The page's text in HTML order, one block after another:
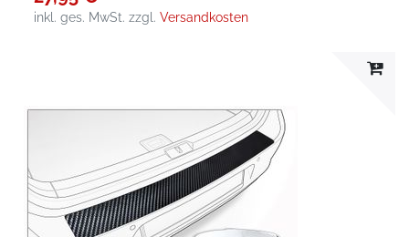
inkl. ges. MwSt. zzgl.Versandkosten